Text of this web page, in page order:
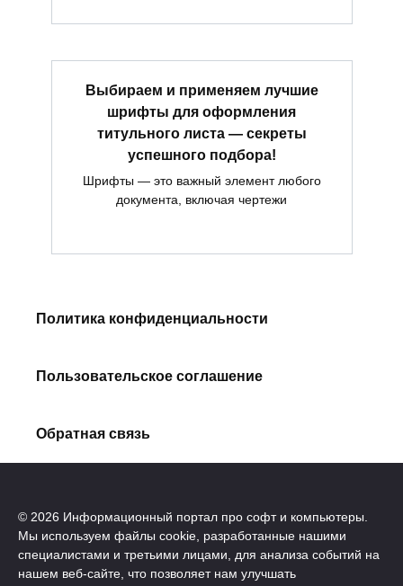
Выбираем и применяем лучшие
шрифты для оформления
титульного листа — секреты
успешного подбора!
Шрифты — это важный элемент любого
документа, включая чертежи
Политика конфиденциальности
Пользовательское соглашение
Обратная связь
© 2026 Информационный портал про софт и компьютеры.
Мы используем файлы cookie, разработанные нашими
специалистами и третьими лицами, для анализа событий на
нашем веб-сайте, что позволяет нам улучшать